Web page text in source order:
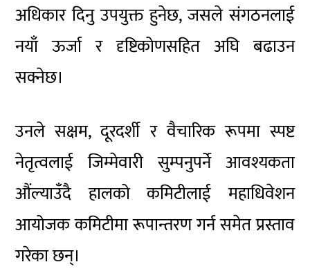
अधिकार दिनु उपयुक्त हुनेछ, जसले संगठनलाई
नयाँ ऊर्जा र दृष्टिकोणसहित अघि बढाउन
सक्नेछ।
उनले सक्षम, दूरदर्शी र वैचारिक रूपमा स्पष्ट
नेतृत्वलाई जिम्मेवारी सुम्पनुपर्ने आवश्यकता
औंल्याउँदै हालको कमिटीलाई महाधिवेशन
आयोजक कमिटीमा रूपान्तरण गर्न समेत प्रस्ताव
गरेका छन्।